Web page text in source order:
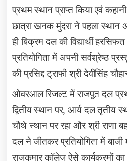
प्रथम स्थान प्राप्त किया एवं
छात्रा खनक मुंदरा ने पहला स्थान
ही बिक्रम दल की विद्यार्थी
प्रतियोगिता में अपनी सर्वश्रेष्ठ
की प्रसिद्द ट्राफी श्री देवीसिंह
ओवरआल रिजल्ट में राजपूत दल
द्वितीय स्थान पर, आर्य दल तृतीय
चौथे स्थान पर रहा और श्री राणा
दल ने जीतकर प्रतियोगिता में बाजी
राजकुमार कॉलेज ऐसे कार्यक्रमों